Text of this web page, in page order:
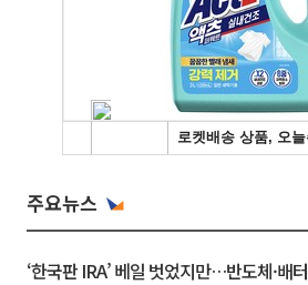
주요뉴스
‘한국판 IRA’ 베일 벗었지만…반도체·배터